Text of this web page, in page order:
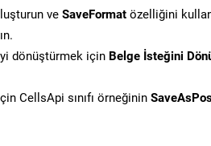
ve SaveFormat özelliğini
dönüştürmek için Belge İsteğini
CellsApi sınıfı örneğinin